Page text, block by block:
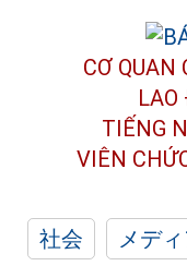
CƠ QUAN
LAO
TIẾNG
VIÊN
社会 メデ